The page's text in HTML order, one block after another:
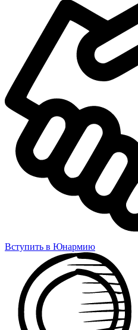
Вступить в Юнармию